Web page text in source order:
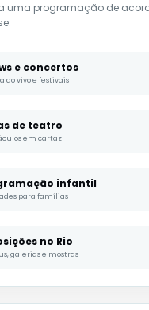
uma programação de
e concertos
ao vivo e festivais
de teatro
em cartaz
infantil
para famílias
no Rio
galerias e mostras